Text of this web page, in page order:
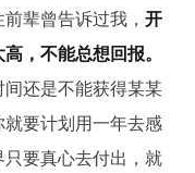
辈曾告诉过我， 开
，不能总想回报。
间还是不能获得某某
要计划用一年去感
要真心去付出，就